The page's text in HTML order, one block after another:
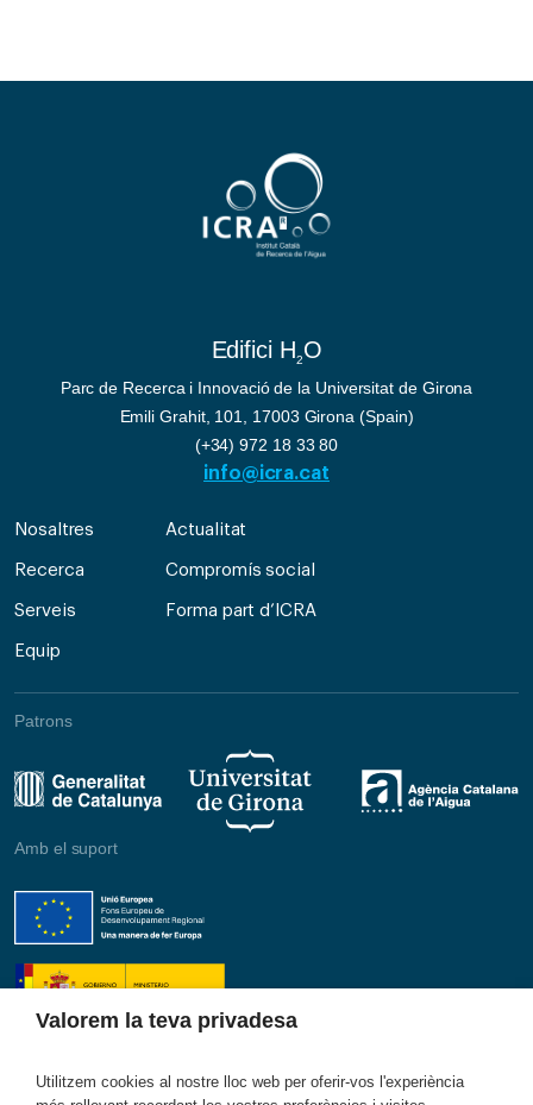
Edifici H2O
Parc de Recerca i Innovació de la Universitat de Girona
Emili Grahit, 101, 17003 Girona (Spain)
(+34) 972 18 33 80
info@icra.cat
Nosaltres
Recerca
Serveis
Equip
Actualitat
Compromís social
Forma part d’ICRA
Patrons
Amb el suport
Valorem la teva privadesa
Utilitzem cookies al nostre lloc web per oferir-vos l'experiència